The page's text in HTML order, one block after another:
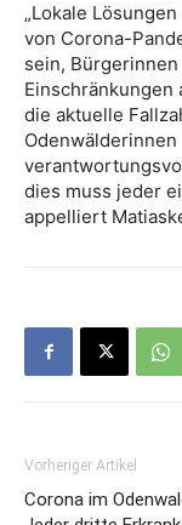
„Lokale
von Corona-
sein,
Einschränkungen
die aktuelle
dies muss jeder
appelliert
Vorheriger Artikel
Corona im